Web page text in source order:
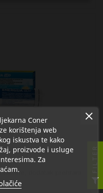
dodatak prehrani
Coner
korištenja web
iskustva te kako
proizvode i usluge
Za
FILTER